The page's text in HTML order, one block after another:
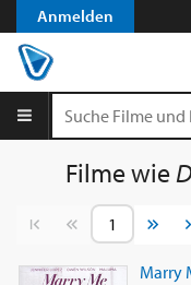
Anmelden
Filme wie
Vorherige Seite
Marry